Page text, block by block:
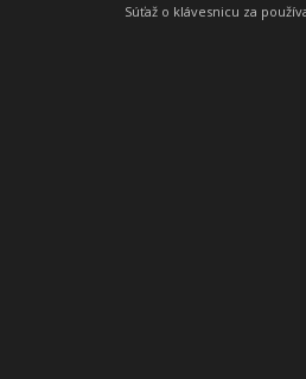
Súťaž o klávesnicu za